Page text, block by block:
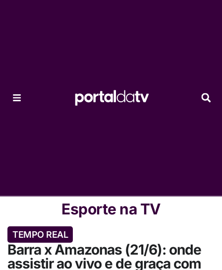
Esporte na TV
TEMPO REAL
Barra x Amazonas (21/6): onde
assistir ao vivo e de graça com